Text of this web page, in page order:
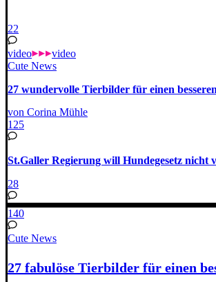
22
video
video
Cute News
27 wundervolle Tierbilder für einen
von Corina Mühle
125
St.Galler Regierung will Hundegesetz nicht
28
140
Cute News
27 fabulöse Tierbilder für einen